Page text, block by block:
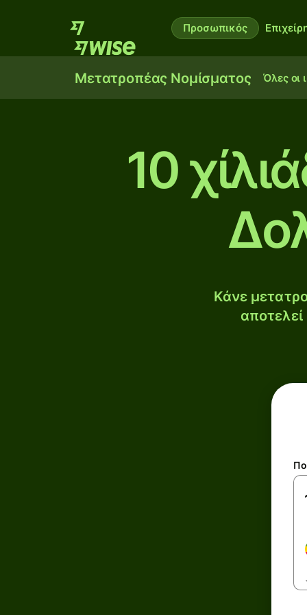
Προσωπικός
Μετατροπέας Νομίσματος Όλες οι
10
Κάνε